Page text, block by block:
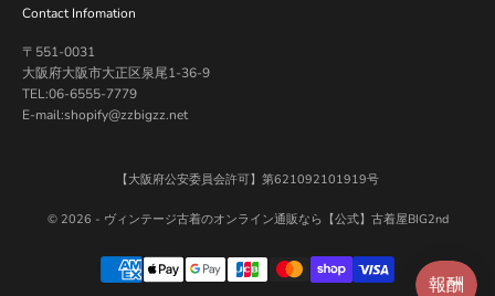
Contact Infomation
〒551-0031
大阪府大阪市大正区泉尾1-36-9
TEL:06-6555-7779
E-mail:shopify@zzbigzz.net
【大阪府公安委員会許可】第621092101919号
© 2026 - ヴィンテージ古着のオンライン通販なら【公式】古着屋BIG2nd